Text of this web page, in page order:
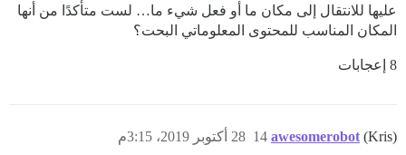
عليها للانتقال إلى مكان ما أو فعل شيء ما… لست متأكدًا من أنها
المكان المناسب للمحتوى المعلوماتي البحت؟
8 إعجابات
awesomerobot (Kris) 28 أكتوبر 2019، 3:15م 14